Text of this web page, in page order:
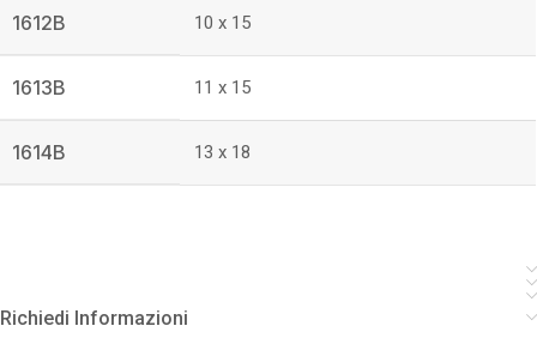
1612B 10 x 15
1613B 11 x 15
1614B 13 x 18
Richiedi Informazioni